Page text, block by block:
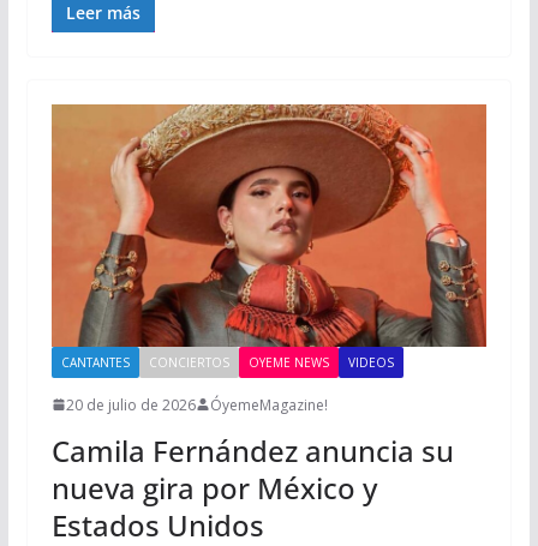
Leer más
CANTANTES CONCIERTOS OYEME NEWS VIDEOS
20 de julio de 2026 ÓyemeMagazine!
Camila Fernández anuncia su
nueva gira por México y
Estados Unidos